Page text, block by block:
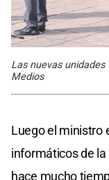
Las nuevas
Medios
Luego el ministro
informáticos de
hace mucho